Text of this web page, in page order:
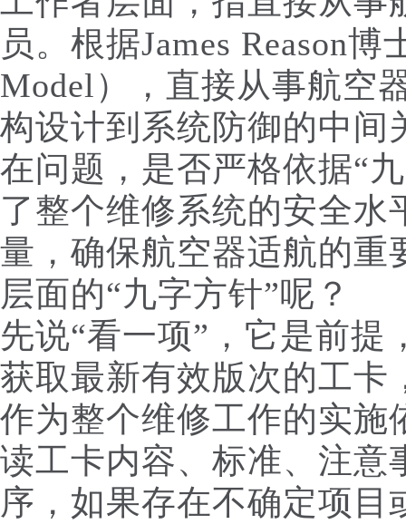
员。根据James Reason
Model），直接从事航空
构设计到系统防御的中间
在问题，是否严格依据“
了整个维修系统的安全水
量，确保航空器适航的重
层面的“九字方针”呢？
先说“看一项”，它是前提
获取最新有效版次的工卡
作为整个维修工作的实施
读工卡内容、标准、注意
序，如果存在不确定项